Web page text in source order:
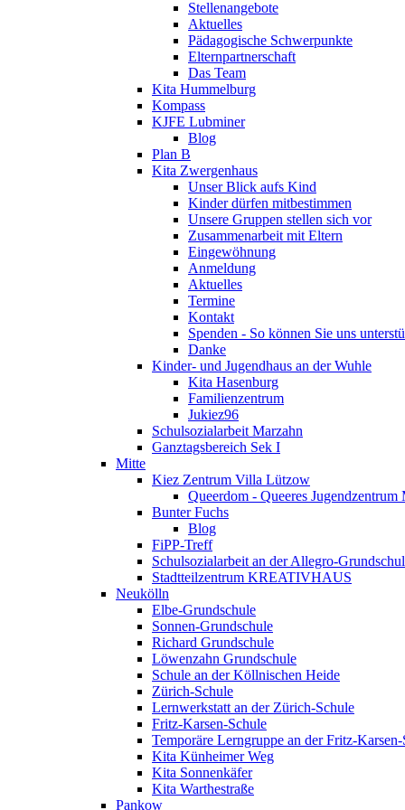
Stellenangebote
Aktuelles
Pädagogische Schwerpunkte
Elternpartnerschaft
Das Team
Kita Hummelburg
Kompass
KJFE Lubminer
Blog
Plan B
Kita Zwergenhaus
Unser Blick aufs Kind
Kinder dürfen mitbestimmen
Unsere Gruppen stellen sich vor
Zusammenarbeit mit Eltern
Eingewöhnung
Anmeldung
Aktuelles
Termine
Kontakt
Spenden - So können Sie uns
Danke
Kinder- und Jugendhaus an der Wuhle
Kita Hasenburg
Familienzentrum
Jukiez96
Schulsozialarbeit Marzahn
Ganztagsbereich Sek I
Mitte
Kiez Zentrum Villa Lützow
Queerdom - Queeres Jugendzentrum
Bunter Fuchs
Blog
FiPP-Treff
Schulsozialarbeit an der Allegro-
Stadtteilzentrum KREATIVHAUS
Neukölln
Elbe-Grundschule
Sonnen-Grundschule
Richard Grundschule
Löwenzahn Grundschule
Schule an der Köllnischen Heide
Zürich-Schule
Lernwerkstatt an der Zürich-Schule
Fritz-Karsen-Schule
Temporäre Lerngruppe an der Fritz-
Kita Künheimer Weg
Kita Sonnenkäfer
Kita Warthestraße
Pankow